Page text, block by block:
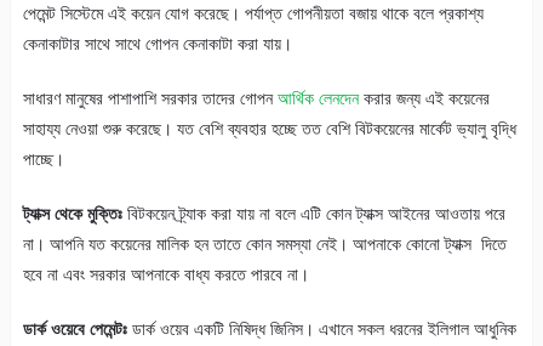
পেমেন্ট সিস্টেমে এই কয়েন যোগ করেছে। পর্যাপ্ত গোপনীয়তা বজায় থাকে বলে প্রকাশ্য
কেনাকাটার সাথে সাথে গোপন কেনাকাটা করা যায়।
সাধারণ মানুষের পাশাপাশি সরকার তাদের গোপনআর্থিক লেনদেনকরার জন্য এই কয়েনের
সাহায্য নেওয়া শুরু করেছে। যত বেশি ব্যবহার হচ্ছে তত বেশি বিটকয়েনের মার্কেট ভ্যালু বৃদ্ধি
পাচ্ছে।
ট্যাক্স থেকে মুক্তিঃবিটকয়েন ট্র্যাক করা যায় না বলে এটি কোন ট্যাক্স আইনের আওতায় পরে
না। আপনি যত কয়েনের মালিক হন তাতে কোন সমস্যা নেই। আপনাকে কোনো ট্যাক্স দিতে
হবে না এবং সরকার আপনাকে বাধ্য করতে পারবে না।
ডার্ক ওয়েবে পেমেন্টঃডার্ক ওয়েব একটি নিষিদ্ধ জিনিস। এখানে সকল ধরনের ইলিগাল আধুনিক